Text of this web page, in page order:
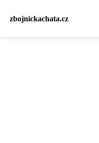
zbojnickachata.cz